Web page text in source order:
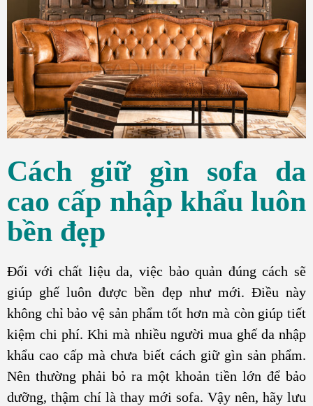
Cách giữ gìn sofa da
cao cấp nhập khẩu luôn
bền đẹp
Đối với chất liệu da, việc bảo quản đúng cách sẽ
giúp ghế luôn được bền đẹp như mới. Điều này
không chỉ bảo vệ sản phẩm tốt hơn mà còn giúp tiết
kiệm chi phí. Khi mà nhiều người mua ghế da nhập
khẩu cao cấp mà chưa biết cách giữ gìn sản phẩm.
Nên thường phải bỏ ra một khoản tiền lớn để bảo
dưỡng, thậm chí là thay mới sofa. Vậy nên, hãy lưu